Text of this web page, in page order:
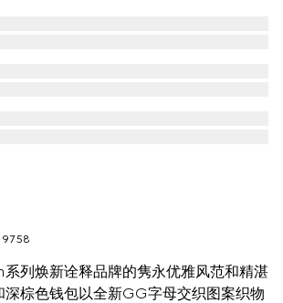
9758
列焕新诠释品牌的隽永优雅风范和精湛
深棕色钱包以全新GG字母交织图案织物